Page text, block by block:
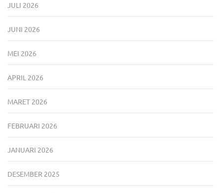
JULI 2026
JUNI 2026
MEI 2026
APRIL 2026
MARET 2026
FEBRUARI 2026
JANUARI 2026
DESEMBER 2025